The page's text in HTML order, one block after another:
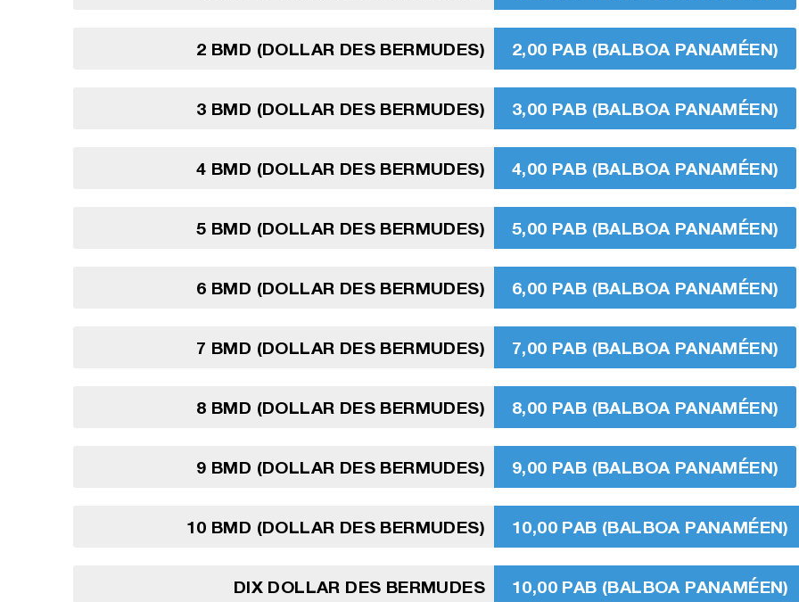
2 BMD (DOLLAR DES BERMUDES) 2,00 PAB (BALBOA PANAMÉEN)
3 BMD (DOLLAR DES BERMUDES) 3,00 PAB (BALBOA PANAMÉEN)
4 BMD (DOLLAR DES BERMUDES) 4,00 PAB (BALBOA PANAMÉEN)
5 BMD (DOLLAR DES BERMUDES) 5,00 PAB (BALBOA PANAMÉEN)
6 BMD (DOLLAR DES BERMUDES) 6,00 PAB (BALBOA PANAMÉEN)
7 BMD (DOLLAR DES BERMUDES) 7,00 PAB (BALBOA PANAMÉEN)
8 BMD (DOLLAR DES BERMUDES) 8,00 PAB (BALBOA PANAMÉEN)
9 BMD (DOLLAR DES BERMUDES) 9,00 PAB (BALBOA PANAMÉEN)
10 BMD (DOLLAR DES BERMUDES) 10,00 PAB (BALBOA PANAMÉEN)
DIX DOLLAR DES BERMUDES 10,00 PAB (BALBOA PANAMÉEN)